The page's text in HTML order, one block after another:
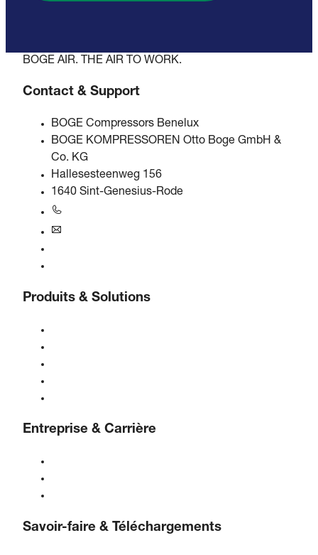
BOGE AIR. THE AIR TO WORK.
Contact & Support
BOGE Compressors Benelux
BOGE KOMPRESSOREN Otto Boge GmbH &
Co. KG
Hallesesteenweg 156
1640 Sint-Genesius-Rode
Produits & Solutions
Entreprise & Carrière
Savoir-faire & Téléchargements